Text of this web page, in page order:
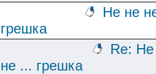
Не не
грешка
Re:
не ... грешка